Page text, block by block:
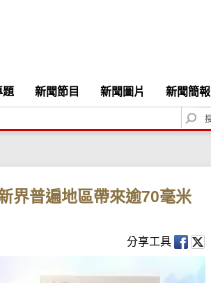
題 新聞節目 新聞圖片 新聞簡報
S
e
c
界普遍地區帶來逾70毫米
分享工具